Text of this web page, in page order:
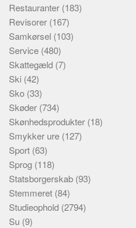
Restauranter (183)
Revisorer (167)
Samkørsel (103)
Service (480)
Skattegæld (7)
Ski (42)
Sko (33)
Skøder (734)
Skønhedsprodukter (18)
Smykker ure (127)
Sport (63)
Sprog (118)
Statsborgerskab (93)
Stemmeret (84)
Studieophold (2794)
Su (9)